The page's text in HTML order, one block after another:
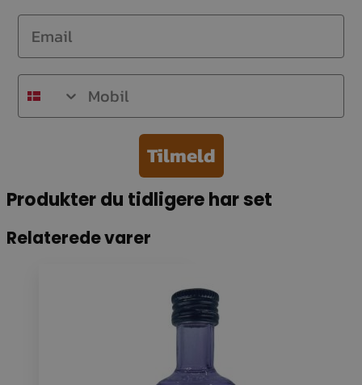
Email
Mobil
Tilmeld
Produkter du tidligere har set
Relaterede varer